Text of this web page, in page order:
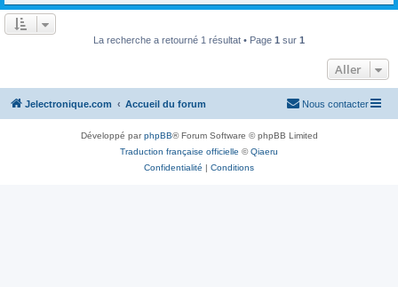
r
La recherche a retourné 1 résultat • Page 1 sur 1
Aller
Jelectronique.com Accueil du forum Nous contacter
Développé parphpBB® Forum Software © phpBB Limited
Traduction française officielle ©Qiaeru
Confidentialité | Conditions